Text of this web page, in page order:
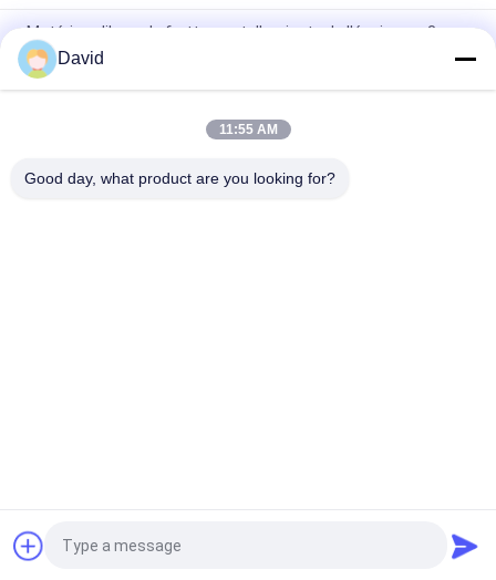
Matériaux libres de frottement d'amiante de l'épaisseur 3mm
Doublure de frein industrielle de résistance d'huile de machine
de presse de puissance
Les matériaux industriels flexibles de frottement pour des
Demandez un devis
David
11:55 AM
Good day, what product are you looking for?